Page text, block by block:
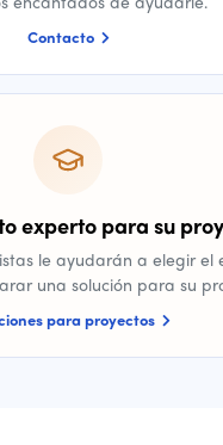
Contacto
experto para su
le ayudarán a elegir el
una solución para su
para proyectos